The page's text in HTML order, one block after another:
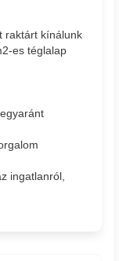
raktárt kínálunk
es téglalap
ingatlanról,